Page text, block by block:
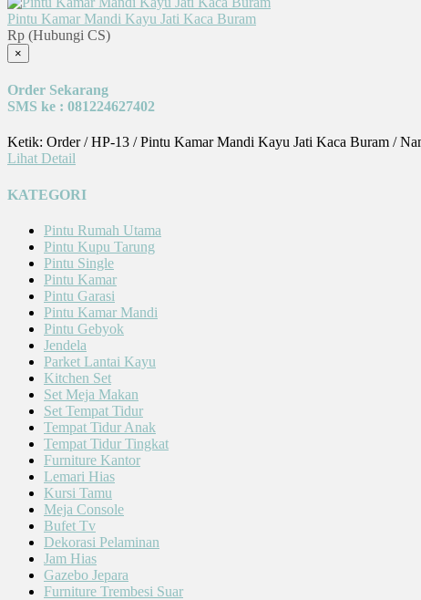
Pintu Kamar Mandi Kayu Jati Kaca Buram
Rp (Hubungi CS)
×
Order Sekarang
SMS ke : 081224627402
Ketik: Order / HP-13 / Pintu Kamar Mandi Kayu Jati Kaca Buram /
Lihat Detail
KATEGORI
Pintu Rumah Utama
Pintu Kupu Tarung
Pintu Single
Pintu Kamar
Pintu Garasi
Pintu Kamar Mandi
Pintu Gebyok
Jendela
Parket Lantai Kayu
Kitchen Set
Set Meja Makan
Set Tempat Tidur
Tempat Tidur Anak
Tempat Tidur Tingkat
Furniture Kantor
Lemari Hias
Kursi Tamu
Meja Console
Bufet Tv
Dekorasi Pelaminan
Jam Hias
Gazebo Jepara
Furniture Trembesi Suar